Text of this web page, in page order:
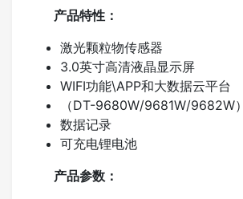
产品特性：
激光颗粒物传感器
3.0英寸高清液晶显示屏
WIFI功能\APP和大数据云平台
（DT-9680W/9681W/9682W）
数据记录
可充电锂电池
产品参数：